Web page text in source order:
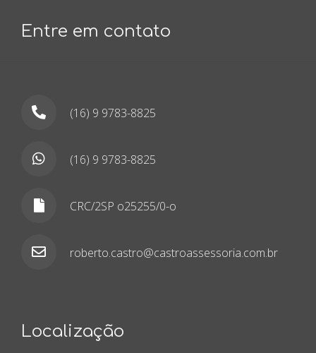
Entre em contato
(16) 9 9783-8825
(16) 9 9783-8825
CRC/2SP o25255/0-o
roberto.castro@castroassessoria.com.br
Localização